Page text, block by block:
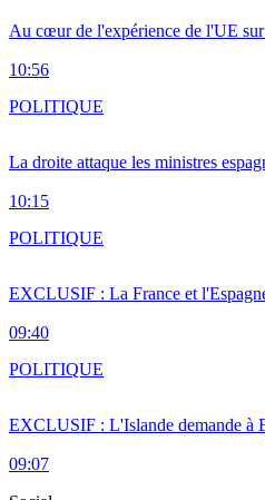
Au cœur de l'expérience de l'UE
10:56
La droite attaque les ministres
10:15
POLITIQUE
EXCLUSIF : La France et
09:40
POLITIQUE
EXCLUSIF : L'Islande demande à
09:07
POLITIQUE